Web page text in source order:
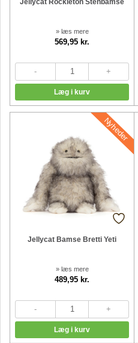
» læs mere
569,95 kr.
Jellycat Bamse Bretti Yeti
» læs mere
489,95 kr.
Nyheder